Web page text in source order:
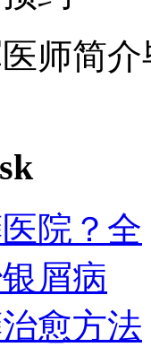
师简
院？全
屑病
愈方法